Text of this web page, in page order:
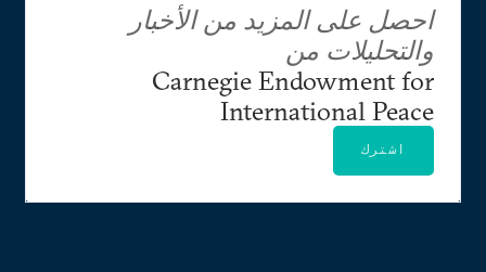
احصل على المزيد من الأخبار
والتحليلات من
Carnegie Endowment for
International Peace
اشترك